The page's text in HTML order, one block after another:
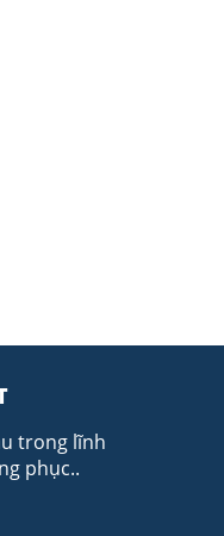
trong lĩnh
phục..